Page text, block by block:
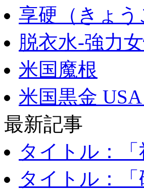
享硬（きょう
脱衣水-強力
米国魔根
米国黒金
最新記事
タイトル：
タイトル：